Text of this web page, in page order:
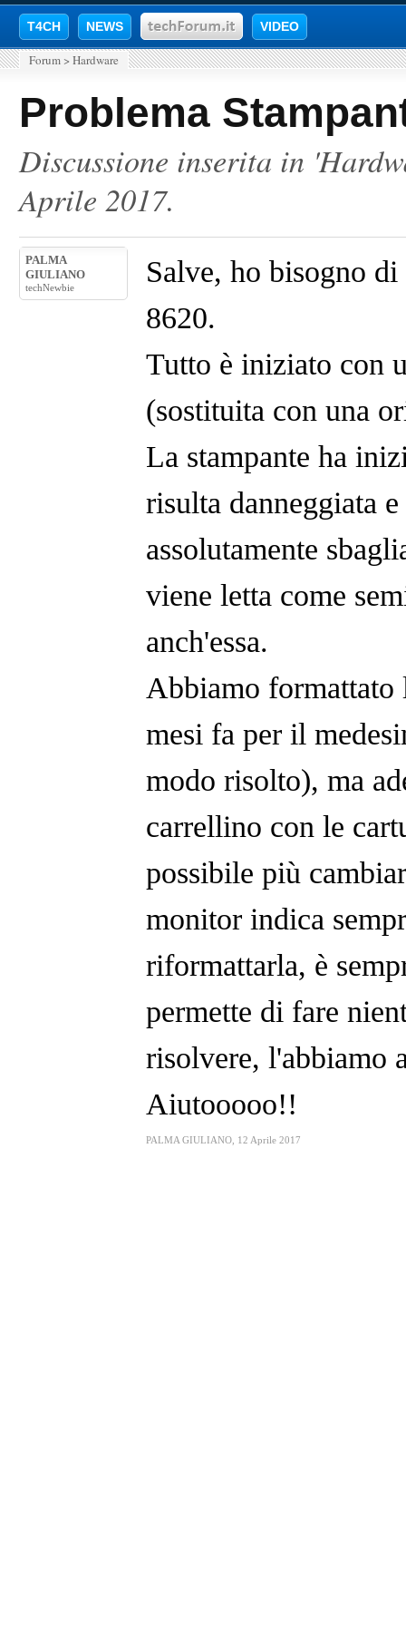
T4CH NEWS VIDEO
Forum > Hardware
Problema
Discussione inserita in '
Aprile 2017.
PALMA
GIULIANO
techNewbie
Salve, ho bisogno di
8620.
Tutto è iniziato con
(sostituita con una
La stampante ha
risulta danneggiata
assolutamente
viene letta come
anch'essa.
Abbiamo formattato
mesi fa per il
modo risolto), ma
carrellino con le
possibile più
monitor indica
riformattarla, è
permette di fare
risolvere, l'abbiamo
Aiutooooo!!
PALMA GIULIANO 12 Aprile 2017